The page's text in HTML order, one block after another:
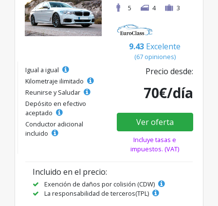
5
4 3
9.43 Excelente
(67 opiniones)
Igual a igual
Kilometraje ilimitado
Reunirse y Saludar
Depósito en efectivo
aceptado
Conductor adicional
incluido
Precio desde:
70€/día
Ver oferta
Incluye tasas e
impuestos. (VAT)
Incluido en el precio:
Exención de daños por colisión (CDW)
La responsabilidad de terceros(TPL)